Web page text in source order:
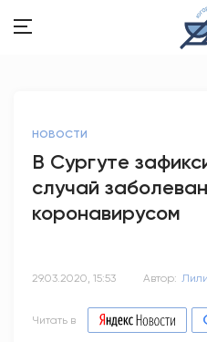
НОВОСТИ
В Сургуте
случай
коронавирусом
29.03.2020, 15:53 Автор:
Читать в